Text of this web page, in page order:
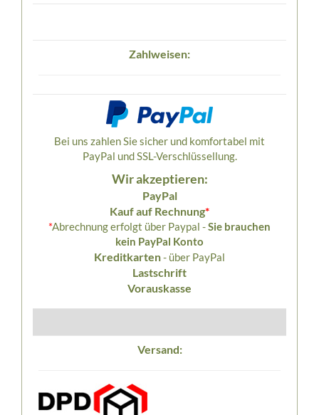
Zahlweisen:
Bei uns zahlen Sie sicher und komfortabel mit
PayPal und SSL-Verschlüssellung.
Wir akzeptieren:
PayPal
Kauf auf Rechnung*
*Abrechnung erfolgt über Paypal -Sie brauchen
kein PayPal Konto
Kreditkarten- über PayPal
Lastschrift
Vorauskasse
Versand: